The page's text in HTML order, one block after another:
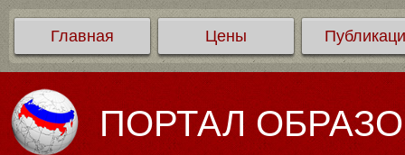
Главная Цены
ПОРТАЛ